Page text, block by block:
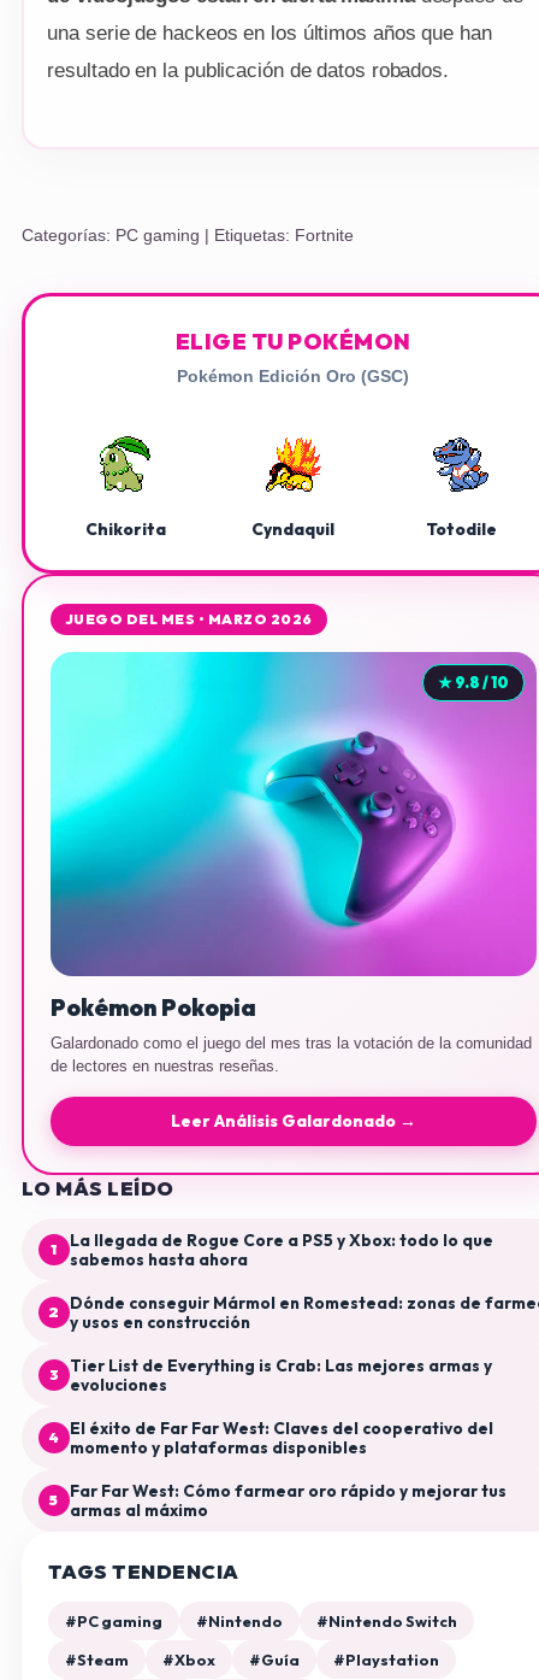
una serie de hackeos en los últimos años que han
resultado en la publicación de datos robados.
Categorías: PC gaming | Etiquetas: Fortnite
ELIGE TU POKÉMON
Pokémon Edición Oro (GSC)
Chikorita Cyndaquil Totodile
JUEGO DEL MES • MARZO 2026
★ 9.8 / 10
Pokémon Pokopia
Galardonado como el juego del mes tras la votación de la comunidad
de lectores en nuestras reseñas.
Leer Análisis Galardonado →
LO MÁS LEÍDO
1
La llegada de Rogue Core a PS5 y Xbox: todo lo que
sabemos hasta ahora
2
Dónde conseguir Mármol en Romestead: zonas de
y usos en construcción
3
Tier List de Everything is Crab: Las mejores armas y
evoluciones
4 El éxito de Far Far West: Claves del cooperativo del
momento y plataformas disponibles
5
Far Far West: Cómo farmear oro rápido y mejorar tus
armas al máximo
TAGS TENDENCIA
#PC gaming #Nintendo
#Nintendo Switch
#Steam
#Xbox #Guía
#Playstation